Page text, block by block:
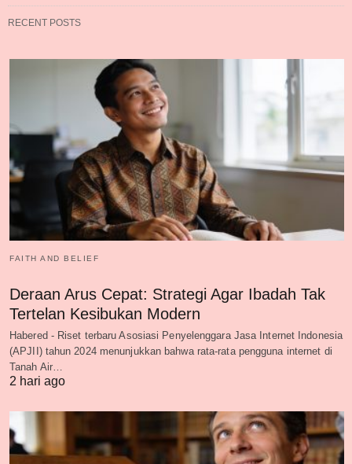
RECENT POSTS
FAITH AND BELIEF
Deraan Arus Cepat: Strategi Agar Ibadah Tak
Tertelan Kesibukan Modern
Habered - Riset terbaru Asosiasi Penyelenggara Jasa Internet Indonesia
(APJII) tahun 2024 menunjukkan bahwa rata-rata pengguna internet di
Tanah Air…
2 hari ago